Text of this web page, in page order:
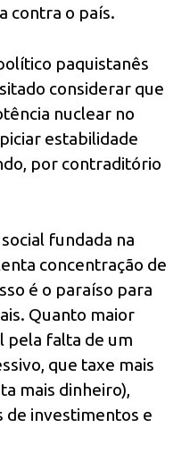
contra o país.
paquistanês
considerar que
nuclear no
estabilidade
por contraditório
fundada na
concentração de
é o paraíso para
Quanto maior
pela falta de um
que taxe mais
mais dinheiro),
de investimentos e